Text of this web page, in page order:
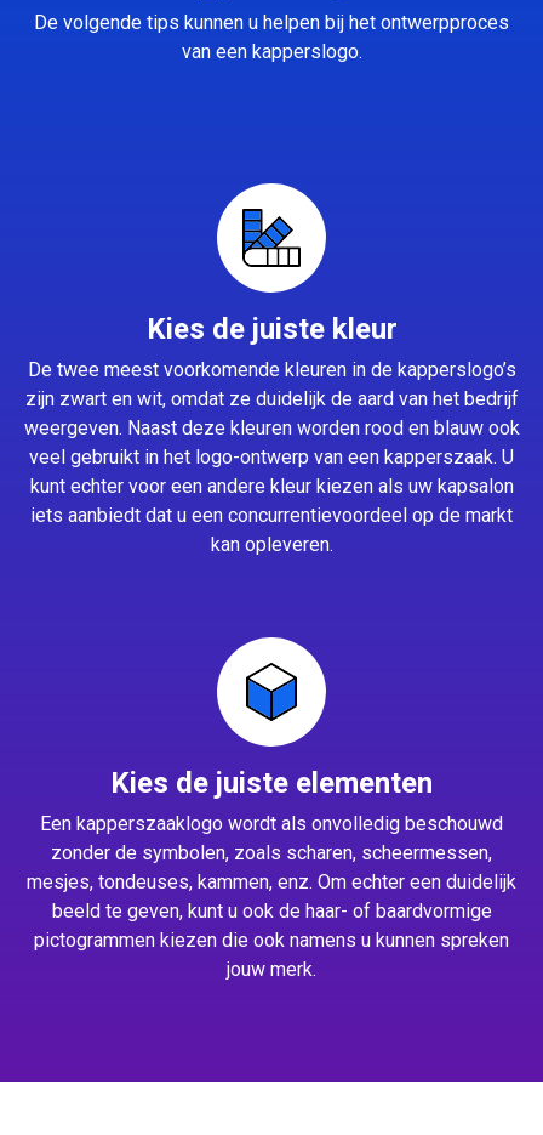
De volgende tips kunnen u helpen bij het ontwerpproces
van een kapperslogo.
Kies de juiste kleur
De twee meest voorkomende kleuren in de kapperslogo’s
zijn zwart en wit, omdat ze duidelijk de aard van het bedrijf
weergeven. Naast deze kleuren worden rood en blauw ook
veel gebruikt in het logo-ontwerp van een kapperszaak. U
kunt echter voor een andere kleur kiezen als uw kapsalon
iets aanbiedt dat u een concurrentievoordeel op de markt
kan opleveren.
Kies de juiste elementen
Een kapperszaaklogo wordt als onvolledig beschouwd
zonder de symbolen, zoals scharen, scheermessen,
mesjes, tondeuses, kammen, enz. Om echter een duidelijk
beeld te geven, kunt u ook de haar- of baardvormige
pictogrammen kiezen die ook namens u kunnen spreken
jouw merk.